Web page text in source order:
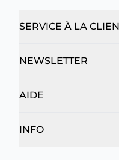
SERVICE À LA
NEWSLETTER
AIDE
INFO